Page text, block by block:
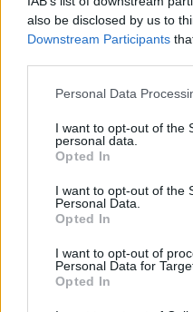
also be disclosed by us to
Downstream Participants
Personal Data
I want to opt-out of the
personal data.
Opted In
I want to opt-out of the
Personal Data.
Opted In
I want to opt-out of
Personal Data for
Opted In
Ακολουθήστε
Ακολουθήστε
facebook
Ακολουθήστε
Εγγραφή
Αποδέχομαι
και την